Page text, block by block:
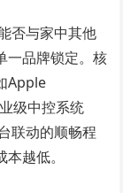
否与家中其他
一品牌锁定。核
Apple
级中控系统
联动的顺畅程
越低。